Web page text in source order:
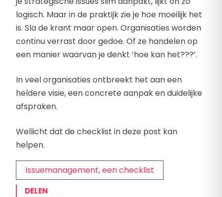
logisch. Maar in de praktijk zie je hoe moeilijk het
is. Sla de krant maar open. Organisaties worden
continu verrast door gedoe. Of ze handelen op
een manier waarvan je denkt ‘hoe kan het???’.
In veel organisaties ontbreekt het aan een
heldere visie, een concrete aanpak en duidelijke
afspraken.
Wellicht dat de checklist in deze post kan
helpen.
Issuemanagement, een checklist
DELEN